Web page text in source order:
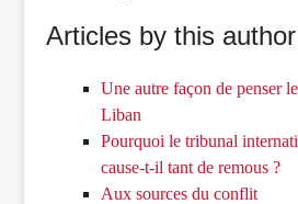
Articles by this
Une autre façon de penser
Liban
Pourquoi le tribunal
cause-t-il tant de remous ?
Aux sources du conflit